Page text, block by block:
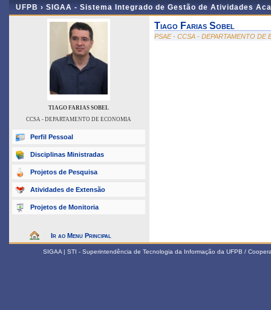
UFPB › SIGAA - Sistema Integrado de Gestão de Atividades
TIAGO FARIAS SOBEL
CCSA - DEPARTAMENTO DE ECONOMIA
Perfil Pessoal
Disciplinas Ministradas
Projetos de Pesquisa
Atividades de Extensão
Projetos de Monitoria
Ir ao Menu Principal
Tiago Farias Sobel
PSAE - CCSA - DEPARTAMENTO DE
SIGAA | STI - Superintendência de Tecnologia da Informação da UFPB /